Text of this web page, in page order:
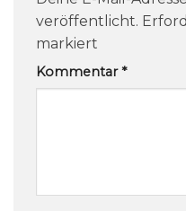
veröffentlicht.
markiert
Kommentar*